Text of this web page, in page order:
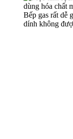
Bếp gas rất dễ
dính không